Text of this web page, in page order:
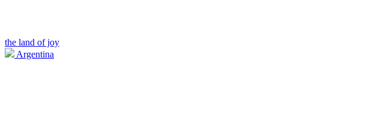
the land of joy
Argentina